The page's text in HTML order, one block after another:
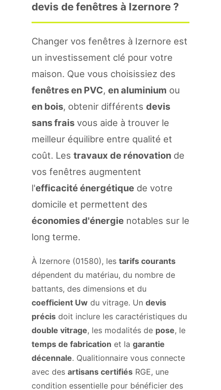
devis de fenêtres à Izernore ?
Changer vos fenêtres à Izernore est
un investissement clé pour votre
maison. Que vous choisissiez des
fenêtres en PVC, en aluminium ou
en bois, obtenir différents devis
sans frais vous aide à trouver le
meilleur équilibre entre qualité et
coût. Les travaux de rénovation de
vos fenêtres augmentent
l'efficacité énergétique de votre
domicile et permettent des
économies d'énergie notables sur le
long terme.
À Izernore (01580), les tarifs courants
dépendent du matériau, du nombre de
battants, des dimensions et du
coefficient Uw du vitrage. Un devis
précis doit inclure les caractéristiques du
double vitrage, les modalités de pose, le
temps de fabrication et la garantie
décennale. Qualitionnaire vous connecte
avec des artisans certifiés RGE, une
condition essentielle pour bénéficier des